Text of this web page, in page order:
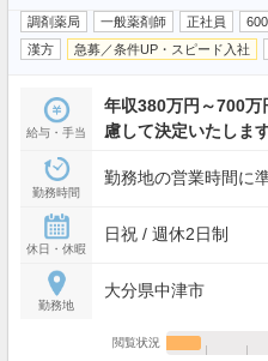
調剤薬局 一般薬剤師 正社員
漢方
急募／条件UP・スピード入社
給与・手当
年収380万円～700
慮して決定いたしま
勤務時間
勤務地の営業時間に
休日・休暇
日祝 / 週休2日制
勤務地
大分県中津市
閲覧状況